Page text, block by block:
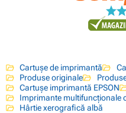
Cartușe de imprimantă
Produse originale
Cartușe imprimantă EPSON
Imprimante multifuncționale
Hârtie xerografică albă